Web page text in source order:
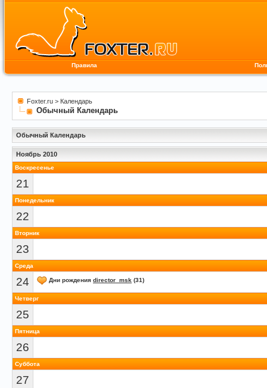
Правила
Foxter.ru > Календарь
Обычный Календарь
Обычный Календарь
Ноябрь 2010
Воскресенье
21
Понедельник
22
Вторник
23
Среда
24 Дни рождения director_msk (31)
Четверг
25
Пятница
26
Суббота
27